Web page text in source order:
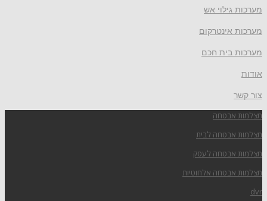
מערכות גילוי אש
מערכות אינטרקום
מערכות בית חכם
אודות
צור קשר
מצלמות אבטחה
מצלמות אבטחה לבית
מצלמות אבטחה לעסק
מצלמות אבטחה אלחוטיות
dvr